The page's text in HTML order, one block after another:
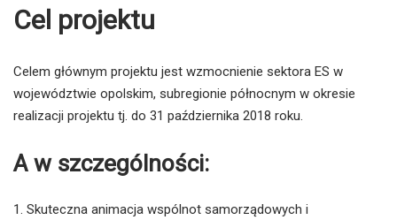
Cel projektu
Celem głównym projektu jest wzmocnienie sektora ES w
województwie opolskim, subregionie północnym w okresie
realizacji projektu tj. do 31 października 2018 roku.
A w szczególności:
Skuteczna animacja wspólnot samorządowych i